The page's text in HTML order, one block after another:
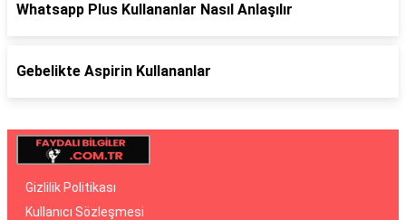
Whatsapp Plus Kullananlar Nasıl Anlaşılır
Gebelikte Aspirin Kullananlar
Gizlilik Politikası
Kullanıcı Sözleşmesi